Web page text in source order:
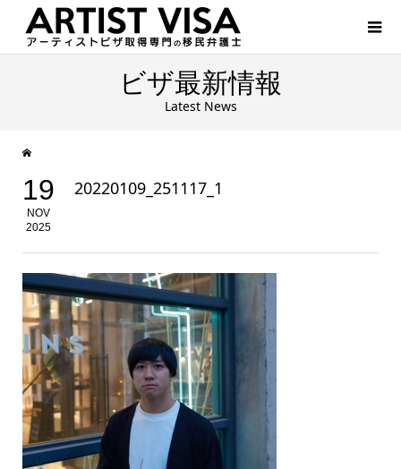
ビザ最新情報
Latest News
19
NOV
2025
20220109_251117_1